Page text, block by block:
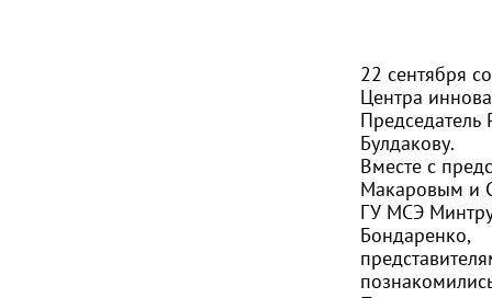
22 сентября
Центра
Председатель
Булдакову.
Вместе с
Макаровым и
ГУ МСЭ
Бондаренко,